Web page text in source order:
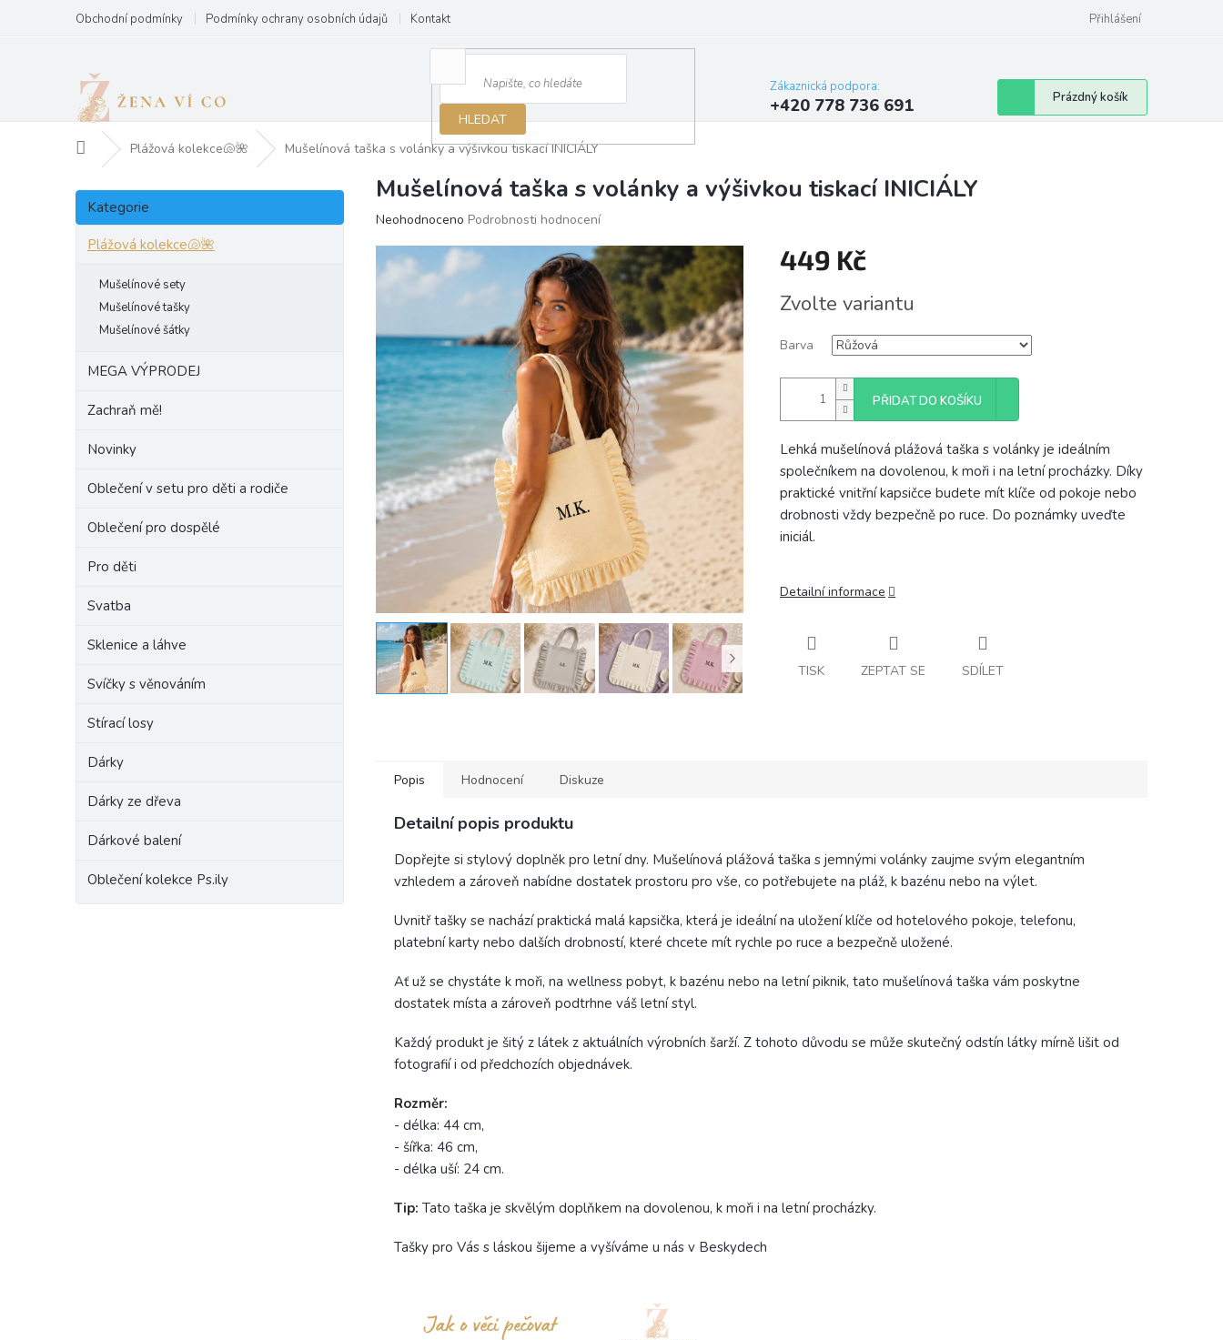
obsah
Obchodní podmínky Podmínky ochrany osobních údajů Kontakt Přihlášení
HLEDAT
Zákaznická podpora:
+420 778 736 691
Nákupní
košík
Prázdný košík
Domů Plážová kolekce🐚🌺 Mušelínová taška s volánky a výšivkou tiskací INICIÁLY
P
s
Přeskočit
kategorie
Kategorie
Plážová kolekce🐚🌺
Mušelínové sety
Mušelínové tašky
Mušelínové šátky
MEGA VÝPRODEJ
Zachraň mě!
Novinky
Oblečení v setu pro děti a rodiče
Oblečení pro dospělé
Pro děti
Svatba
Sklenice a láhve
Svíčky s věnováním
Stírací losy
Dárky
Dárky ze dřeva
Dárkové balení
Oblečení kolekce Ps.ily
Mušelínová taška s volánky a výšivkou tiskací INICIÁLY
Průměrné
produktu
je
0,0
hvězdiček.
Neohodnoceno Podrobnosti hodnocení
449 Kč
cena:
Zvolte variantu
Barva
PŘIDAT DO KOŠÍKU
Lehká mušelínová plážová taška s volánky je ideálním
společníkem na dovolenou, k moři i na letní procházky. Díky
praktické vnitřní kapsičce budete mít klíče od pokoje nebo
drobnosti vždy bezpečně po ruce. Do poznámky uveďte
iniciál.
Detailní informace
TISK ZEPTAT SE SDÍLET
Popis Hodnocení Diskuze
Detailní popis produktu
Dopřejte si stylový doplněk pro letní dny. Mušelínová plážová taška s jemnými volánky zaujme svým elegantním
vzhledem a zároveň nabídne dostatek prostoru pro vše, co potřebujete na pláž, k bazénu nebo na výlet.
Uvnitř tašky se nachází praktická malá kapsička, která je ideální na uložení klíče od hotelového pokoje, telefonu,
platební karty nebo dalších drobností, které chcete mít rychle po ruce a bezpečně uložené.
Ať už se chystáte k moři, na wellness pobyt, k bazénu nebo na letní piknik, tato mušelínová taška vám poskytne
dostatek místa a zároveň podtrhne váš letní styl.
Každý produkt je šitý z látek z aktuálních výrobních šarží. Z tohoto důvodu se může skutečný odstín látky mírně lišit od
fotografií i od předchozích objednávek.
Rozměr:
- délka: 44 cm,
- šířka: 46 cm,
- délka uší: 24 cm.
Tip: Tato taška je skvělým doplňkem na dovolenou, k moři i na letní procházky.
Tašky pro Vás s láskou šijeme a vyšíváme u nás v Beskydech